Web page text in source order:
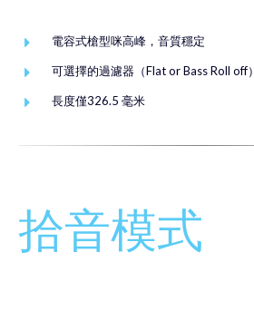
電容式槍型咪高峰，音質穩定
可選擇的過濾器（Flat or Bass Roll off）
長度僅326.5 毫米
拾音模式